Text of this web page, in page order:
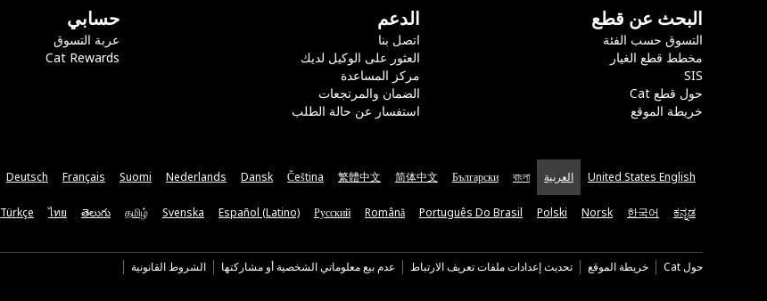
البحث عن قطع
التسوق حسب الفئة
مخطط قطع الغيار
SIS
حول قطع Cat
خريطة الموقع
الدعم
اتصل بنا
العثور على الوكيل لديك
مركز المساعدة
الضمان والمرتجعات
استفسار عن حالة الطلب
حسابي
عربة التسوق
Cat Rewards
United States English العربية বাংলা
Български
简体中文
繁體中文
Čeština
Dansk
Nederlands
Suomi
Français
Deutsch
ಕನ್ನಡ
한국어
Norsk
Polski
Português Do Brasil
Română
Русский
Español (Latino)
Svenska
தமிழ்
తెలుగు
ไทย
Türkçe
حول Cat خريطة الموقع تحديث إعدادات ملفات تعريف الارتباط عدم بيع معلوماتي الشخصية أو مشاركتها الشروط القانونية